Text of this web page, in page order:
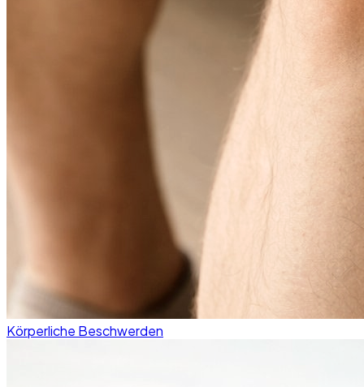
Körperliche Beschwerden